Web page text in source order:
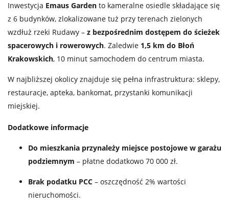
Inwestycja Emaus Garden to kameralne osiedle składające się
z 6 budynków, zlokalizowane tuż przy terenach zielonych
wzdłuż rzeki Rudawy – z bezpośrednim dostępem do ścieżek
spacerowych i rowerowych. Zaledwie 1,5 km do Błoń
Krakowskich, 10 minut samochodem do centrum miasta.
W najbliższej okolicy znajduje się pełna infrastruktura: sklepy,
restauracje, apteka, bankomat, przystanki komunikacji
miejskiej.
Dodatkowe informacje
Do mieszkania przynależy miejsce postojowe w garażu
podziemnym – płatne dodatkowo 70 000 zł.
Brak podatku PCC – oszczędność 2% wartości
nieruchomości.